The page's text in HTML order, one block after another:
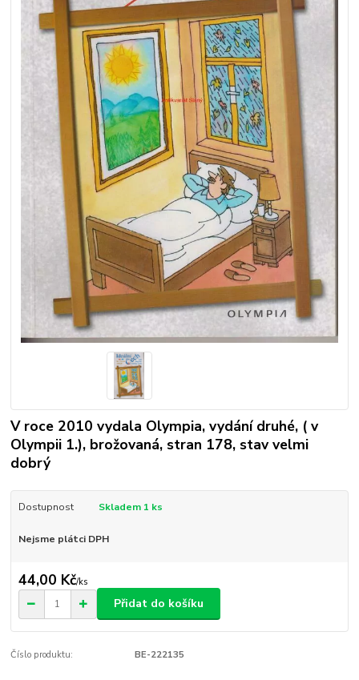
V roce 2010 vydala Olympia, vydání druhé, ( v
Olympii 1.), brožovaná, stran 178, stav velmi
dobrý
Dostupnost Skladem 1 ks
Nejsme plátci DPH
44,00 Kč/ks
Přidat do košíku
Číslo produktu: BE-222135